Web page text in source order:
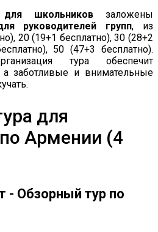
школьников заложены
руководителей групп, из
20 (19+1 бесплатно), 30 (28+2
50 (47+3 бесплатно).
тура обеспечит
а заботливые и внимательные
для
Армении (4
- Обзорный тур по